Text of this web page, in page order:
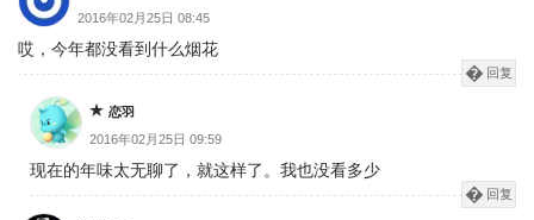
2016年02月25日 08:45
哎，今年都没看到什么烟花
回复
恋羽
2016年02月25日 09:59
现在的年味太无聊了，就这样了。我也没看多少
回复